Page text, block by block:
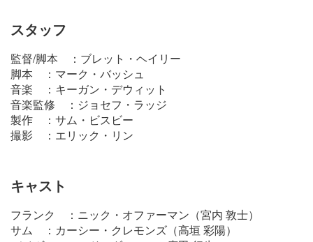
スタッフ
監督/脚本 ：ブレット・ヘイリー
脚本 ：マーク・バッシュ
音楽 ：キーガン・デウィット
音楽監修 ：ジョセフ・ラッジ
製作 ：サム・ビスビー
撮影 ：エリック・リン
キャスト
フランク ：ニック・オファーマン（宮内 敦士）
サム ：カーシー・クレモンズ（高垣 彩陽）